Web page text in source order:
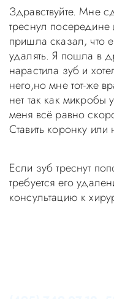
Здравствуйте. Мне
треснул
пришла сказал, что
удалять. Я пошла в
нарастила зуб и
него,но мне тот-же
нет так как
меня всё равно
Ставить коронку
Если зуб треснут
требуется его
консультацию к